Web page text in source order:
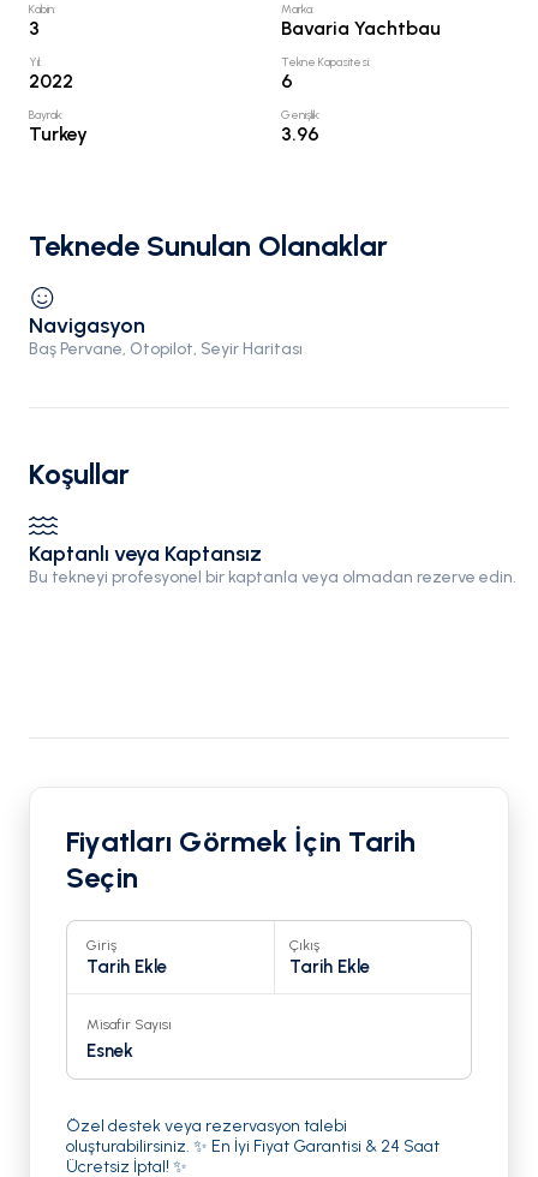
Kabin:
3
Marka:
Bavaria Yachtbau
Yıl:
2022
Tekne Kapasitesi:
6
Bayrak:
Turkey
Genişlik:
3.96
Teknede Sunulan Olanaklar
Navigasyon
Baş Pervane, Otopilot, Seyir Haritası
Koşullar
Kaptanlı veya Kaptansız
Bu tekneyi profesyonel bir kaptanla veya olmadan rezerve edin.
Fiyatları Görmek İçin Tarih
Seçin
Giriş
Tarih Ekle
Çıkış
Tarih Ekle
Misafir Sayısı
Esnek
Özel destek veya rezervasyon talebi
oluşturabilirsiniz. ✨ En İyi Fiyat Garantisi & 24 Saat
Ücretsiz İptal! ✨